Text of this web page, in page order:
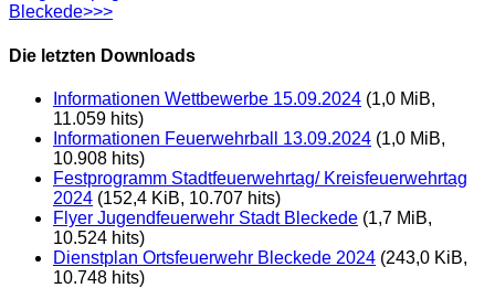
Bleckede>>>
Die letzten Downloads
Informationen Wettbewerbe 15.09.2024 (1,0 MiB,
11.059 hits)
Informationen Feuerwehrball 13.09.2024 (1,0 MiB,
10.908 hits)
Festprogramm Stadtfeuerwehrtag/ Kreisfeuerwehrtag
2024 (152,4 KiB, 10.707 hits)
Flyer Jugendfeuerwehr Stadt Bleckede (1,7 MiB,
10.524 hits)
Dienstplan Ortsfeuerwehr Bleckede 2024 (243,0 KiB,
10.748 hits)